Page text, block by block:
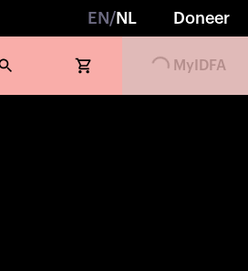
EN /NL Doneer
Loading...
MyIDFA